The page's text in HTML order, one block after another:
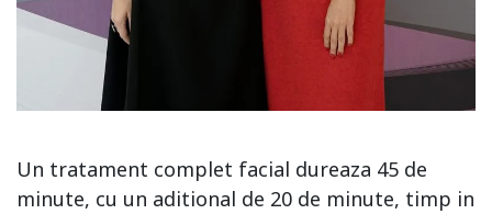
Un tratament complet facial dureaza 45 de
minute, cu un aditional de 20 de minute, timp in